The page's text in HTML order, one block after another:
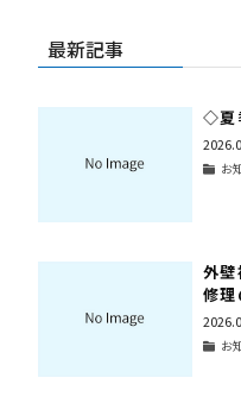
最新記事
◇夏
お
外壁
修理
お